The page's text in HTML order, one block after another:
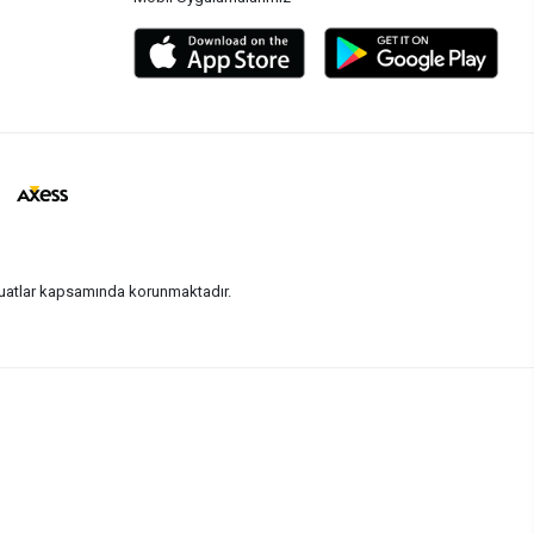
kapsamında korunmaktadır.